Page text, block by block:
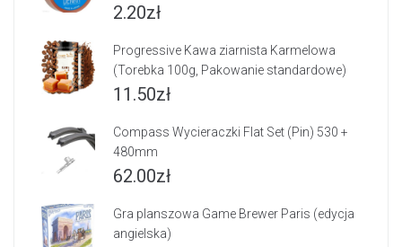
2.20zł
Progressive Kawa ziarnista Karmelowa
(Torebka 100g, Pakowanie standardowe)
11.50zł
Compass Wycieraczki Flat Set (Pin) 530 +
480mm
62.00zł
Gra planszowa Game Brewer Paris (edycja
angielska)